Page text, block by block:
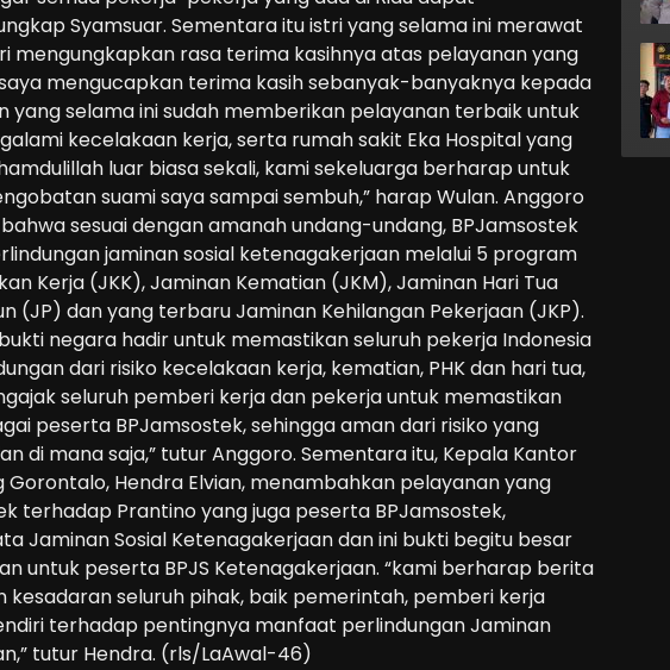
Syamsuar. Sementara itu istri yang selama ini merawat
mengungkapkan rasa terima kasihnya atas pelayanan yang
mengucapkan terima kasih sebanyak-banyaknya kepada
yang selama ini sudah memberikan pelayanan terbaik untuk
kecelakaan kerja, serta rumah sakit Eka Hospital yang
luar biasa sekali, kami sekeluarga berharap untuk
suami saya sampai sembuh,” harap Wulan. Anggoro
sesuai dengan amanah undang-undang, BPJamsostek
jaminan sosial ketenagakerjaan melalui 5 program
Kerja (JKK), Jaminan Kematian (JKM), Jaminan Hari Tua
(JP) dan yang terbaru Jaminan Kehilangan Pekerjaan (JKP).
negara hadir untuk memastikan seluruh pekerja Indonesia
dari risiko kecelakaan kerja, kematian, PHK dan hari tua,
seluruh pemberi kerja dan pekerja untuk memastikan
peserta BPJamsostek, sehingga aman dari risiko yang
di mana saja,” tutur Anggoro. Sementara itu, Kepala Kantor
Gorontalo, Hendra Elvian, menambahkan pelayanan yang
terhadap Prantino yang juga peserta BPJamsostek,
Jaminan Sosial Ketenagakerjaan dan ini bukti begitu besar
untuk peserta BPJS Ketenagakerjaan. “kami berharap berita
kesadaran seluruh pihak, baik pemerintah, pemberi kerja
terhadap pentingnya manfaat perlindungan Jaminan
tutur Hendra. (rls/LaAwal-46)